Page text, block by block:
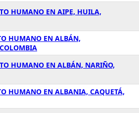
HUMANO EN AIPE, HUILA,
HUMANO EN ALBÁN,
HUMANO EN ALBÁN, NARIÑO,
HUMANO EN ALBANIA, CAQUETÁ,